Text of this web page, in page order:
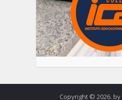
Copyright © 2026. by